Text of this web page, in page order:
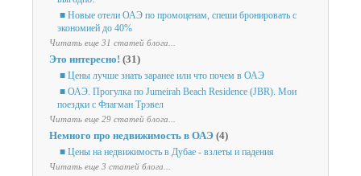
■ Новые отели ОАЭ по промоценам, спеши бронировать с
экономией до 40%
Читать еще 31 статей блога...
Это интересно! (31)
■ Цены лучше знать заранее или что почем в ОАЭ
■ ОАЭ. Прогулка по Jumeirah Beach Residence (JBR). Мои
поездки с Флагман Трэвел
Читать еще 29 статей блога...
Немного про недвижимость в ОАЭ (4)
■ Цены на недвижимость в Дубае - взлеты и падения
Читать еще 3 статей блога...